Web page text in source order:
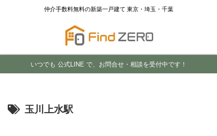
仲介手数料無料の新築一戸建て 東京・埼玉・千葉
いつでも 公式LINE で、お問合せ・相談を受付中です！
玉川上水駅